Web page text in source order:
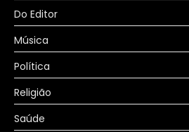
Do Editor
Música
Política
Religião
Saúde